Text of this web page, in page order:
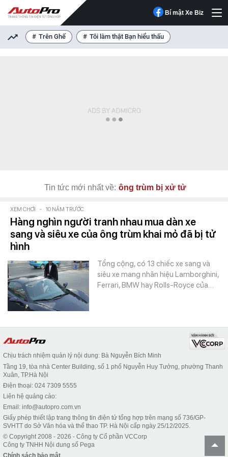
Bí mật Xe Biz
Trên Ghế Tôi làm thật Bạn hiểu thấu
Tin tức mới nhất về: ông trùm bị xử tử
XEM CHƠI - 10 NĂM TRƯỚC
Hàng nghìn người tranh nhau mua dàn xe
sang và siêu xe của ông trùm khai mỏ đã bị tử
hình
Tổng cộng, có 13 chiếc xe sang và
siêu xe mang nhãn hiệu Lamborghini,
Ferrari, BMW hay Rolls-Royce của…
Chịu trách nhiệm quản lý nội dung: Bà Nguyễn Bích Minh
Tầng 19, tòa nhà Center Building, số 1 phố Nguyễn Huy Tưởng, phường Thanh
Xuân, TP.Hà Nội
Điện thoại: 024 7309 5555
Liên hệ quảng cáo:
Email: info@autopro.com.vn
Giấy phép thiết lập trang thông tin điện tử tổng hợp trên mạng số 736/GP-
SVHTT do Sở Văn hóa và thể thao TP. Hà Nội cấp ngày 25/12/2025.
© Copyright 2008 - 2026 - Công ty Cổ phần VCCorp
Công ty TNHH Nội dung số Pega
Chính sách bảo mật